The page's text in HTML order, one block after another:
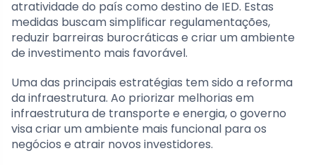
atratividade do país como destino de IED. Estas
medidas buscam simplificar regulamentações,
reduzir barreiras burocráticas e criar um ambiente
de investimento mais favorável.
Uma das principais estratégias tem sido a reforma
da infraestrutura. Ao priorizar melhorias em
infraestrutura de transporte e energia, o governo
visa criar um ambiente mais funcional para os
negócios e atrair novos investidores.